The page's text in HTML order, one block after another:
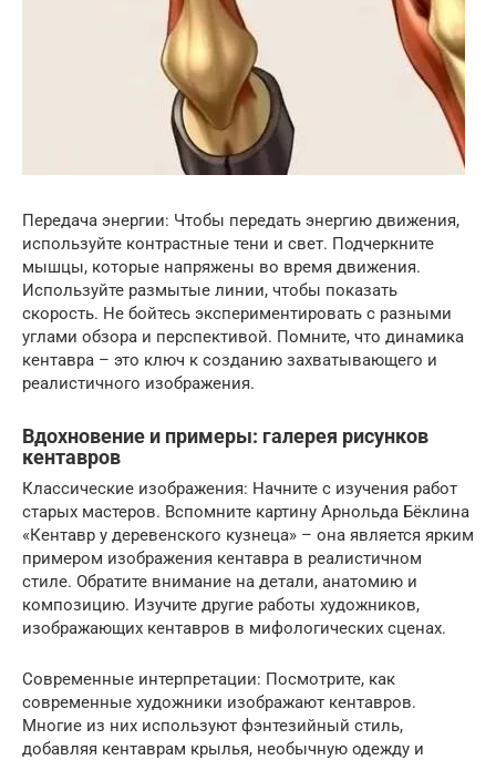
Передача энергии: Чтобы передать энергию движения,
используйте контрастные тени и свет. Подчеркните
мышцы, которые напряжены во время движения.
Используйте размытые линии, чтобы показать
скорость. Не бойтесь экспериментировать с разными
углами обзора и перспективой. Помните, что динамика
кентавра – это ключ к созданию захватывающего и
реалистичного изображения.
Вдохновение и примеры: галерея рисунков
кентавров
Классические изображения: Начните с изучения работ
старых мастеров. Вспомните картину Арнольда Бёклина
«Кентавр у деревенского кузнеца» – она является ярким
примером изображения кентавра в реалистичном
стиле. Обратите внимание на детали, анатомию и
композицию. Изучите другие работы художников,
изображающих кентавров в мифологических сценах.
Современные интерпретации: Посмотрите, как
современные художники изображают кентавров.
Многие из них используют фэнтезийный стиль,
добавляя кентаврам крылья, необычную одежду и